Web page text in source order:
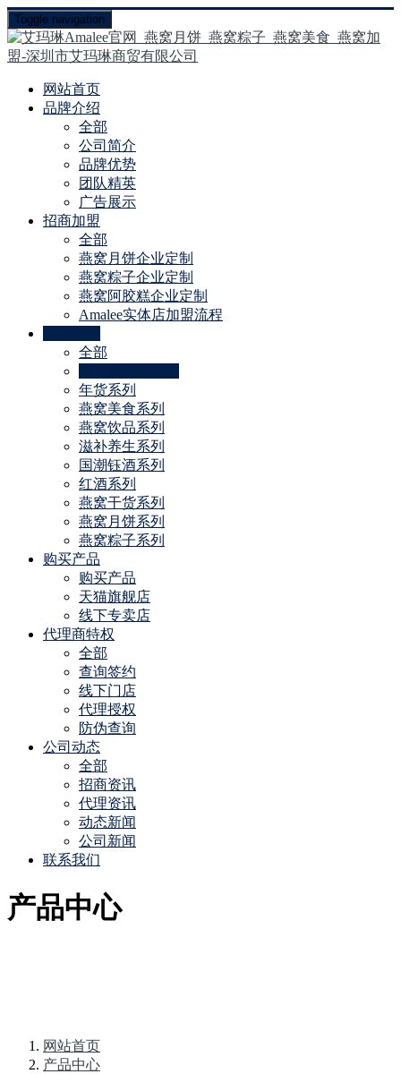
Toggle navigation
网站首页
品牌介绍
全部
公司简介
品牌优势
团队精英
广告展示
招商加盟
全部
燕窝月饼企业定制
燕窝粽子企业定制
燕窝阿胶糕企业定制
Amalee实体店加盟流程
全部
年货系列
燕窝美食系列
燕窝饮品系列
滋补养生系列
国潮钰酒系列
红酒系列
燕窝干货系列
燕窝月饼系列
燕窝粽子系列
购买产品
购买产品
天猫旗舰店
线下专卖店
代理商特权
全部
查询签约
线下门店
代理授权
防伪查询
公司动态
全部
招商资讯
代理资讯
动态新闻
公司新闻
联系我们
产品中心
网站首页
产品中心